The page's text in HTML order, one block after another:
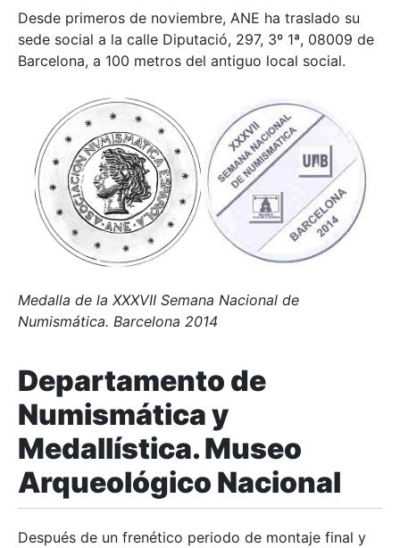
Desde primeros de noviembre, ANE ha traslado su
sede social a la calle Diputació, 297, 3º 1ª, 08009 de
Barcelona, a 100 metros del antiguo local social.
Medalla de la XXXVII Semana Nacional de
Numismática. Barcelona 2014
Departamento de
Numismática y
Medallística. Museo
Arqueológico Nacional
Después de un frenético periodo de montaje final y